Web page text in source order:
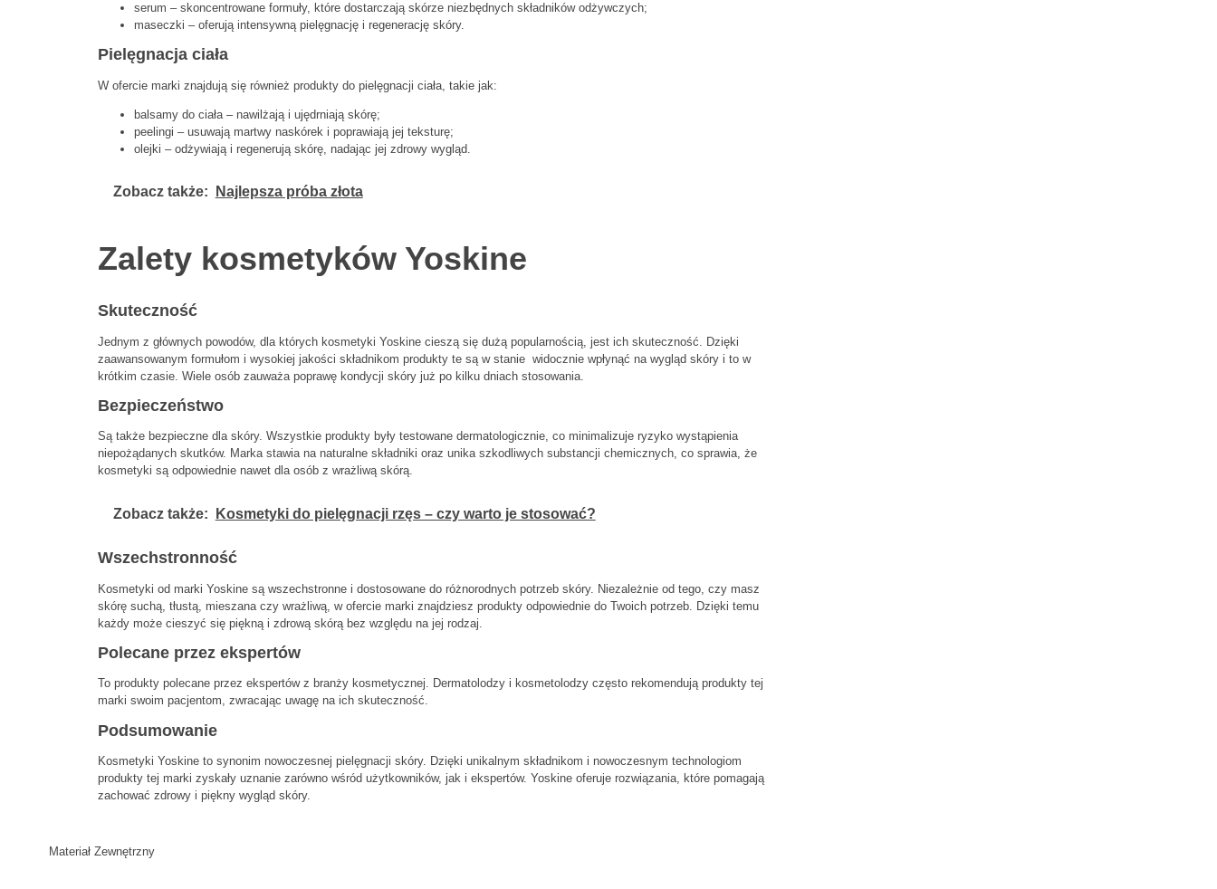
serum – skoncentrowane formuły, które dostarczają skórze niezbędnych składników odżywczych;
maseczki – oferują intensywną pielęgnację i regenerację skóry.
Pielęgnacja ciała
W ofercie marki znajdują się również produkty do pielęgnacji ciała, takie jak:
balsamy do ciała – nawilżają i ujędrniają skórę;
peelingi – usuwają martwy naskórek i poprawiają jej teksturę;
olejki – odżywiają i regenerują skórę, nadając jej zdrowy wygląd.
Zobacz także: Najlepsza próba złota
Zalety kosmetyków Yoskine
Skuteczność
Jednym z głównych powodów, dla których kosmetyki Yoskine cieszą się dużą popularnością, jest ich skuteczność. Dzięki
zaawansowanym formułom i wysokiej jakości składnikom produkty te są w stanie widocznie wpłynąć na wygląd skóry i to w
krótkim czasie. Wiele osób zauważa poprawę kondycji skóry już po kilku dniach stosowania.
Bezpieczeństwo
Są także bezpieczne dla skóry. Wszystkie produkty były testowane dermatologicznie, co minimalizuje ryzyko wystąpienia
niepożądanych skutków. Marka stawia na naturalne składniki oraz unika szkodliwych substancji chemicznych, co sprawia, że
kosmetyki są odpowiednie nawet dla osób z wrażliwą skórą.
Zobacz także: Kosmetyki do pielęgnacji rzęs – czy warto je stosować?
Wszechstronność
Kosmetyki od marki Yoskine są wszechstronne i dostosowane do różnorodnych potrzeb skóry. Niezależnie od tego, czy masz
skórę suchą, tłustą, mieszana czy wrażliwą, w ofercie marki znajdziesz produkty odpowiednie do Twoich potrzeb. Dzięki temu
każdy może cieszyć się piękną i zdrową skórą bez względu na jej rodzaj.
Polecane przez ekspertów
To produkty polecane przez ekspertów z branży kosmetycznej. Dermatolodzy i kosmetolodzy często rekomendują produkty tej
marki swoim pacjentom, zwracając uwagę na ich skuteczność.
Podsumowanie
Kosmetyki Yoskine to synonim nowoczesnej pielęgnacji skóry. Dzięki unikalnym składnikom i nowoczesnym technologiom
produkty tej marki zyskały uznanie zarówno wśród użytkowników, jak i ekspertów. Yoskine oferuje rozwiązania, które pomagają
zachować zdrowy i piękny wygląd skóry.
Materiał Zewnętrzny